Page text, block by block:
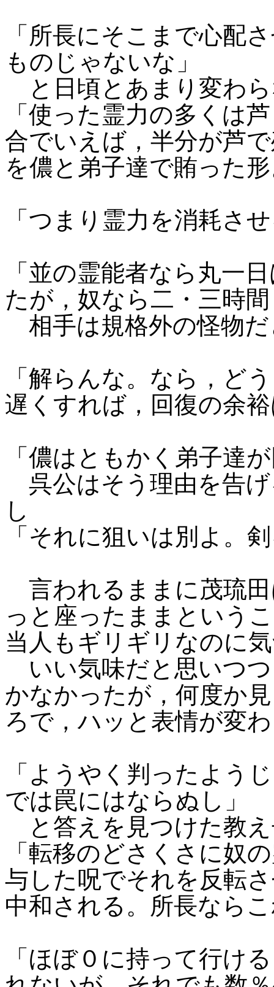
「所長にそこまで心配
ものじゃないな」
と日頃とあまり変わ
「使った霊力の多くは
合でいえば，半分が芦
を儂と弟子達で賄った
「つまり霊力を消耗さ
「並の霊能者なら丸一
たが，奴なら二・三時
相手は規格外の怪物
「解らんな。なら，ど
遅くすれば，回復の余
「儂はともかく弟子達
呉公はそう理由を告
し
「それに狙いは別よ。
言われるままに茂琉
っと座ったままという
当人もギリギリなのに
いい気味だと思いつ
かなかったが，何度か
ろで，ハッと表情が変
「ようやく判ったよう
では罠にはならぬし」
と答えを見つけた教
「転移のどさくさに奴
与した呪でそれを反転
中和される。所長なら
「ほぼ０に持って行